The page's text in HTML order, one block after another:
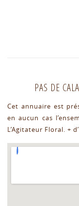
PAS DE
Cet annuaire est
en aucun cas
L’Agitateur Floral. +